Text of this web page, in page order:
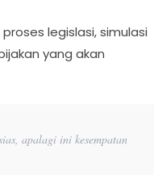
legislasi, simulasi
yang akan
apalagi ini kesempatan